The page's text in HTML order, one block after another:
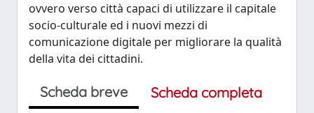
ovvero verso città capaci di utilizzare il capitale
socio-culturale ed i nuovi mezzi di
comunicazione digitale per migliorare la qualità
della vita dei cittadini.
Scheda breve
Scheda completa